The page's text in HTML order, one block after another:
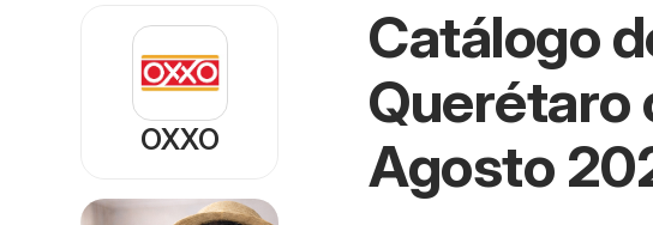
Catálogo
Querétaro
Agosto
OXXO